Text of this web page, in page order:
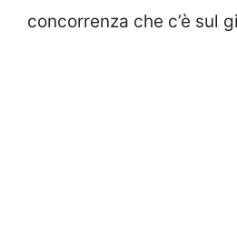
concorrenza che c’è sul